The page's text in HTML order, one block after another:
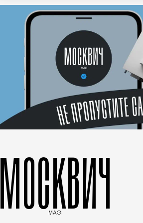
МОСКВИЧ
MAG